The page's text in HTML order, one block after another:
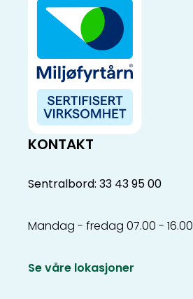
KONTAKT
Sentralbord: 33 43 95 00
Mandag - fredag 07.00 - 16.00
Se våre lokasjoner